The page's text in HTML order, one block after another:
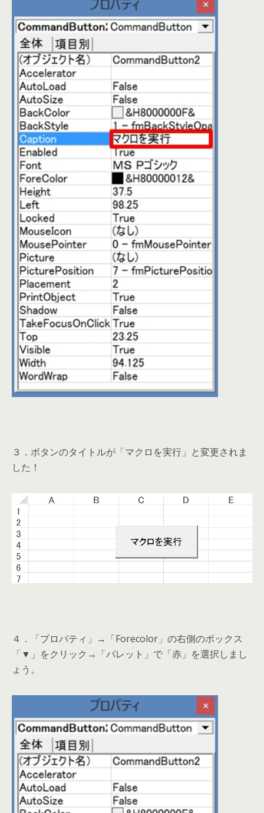
３．ボタンのタイトルが「マクロを実行」と変更されま
した！
４．「プロパティ」→「Forecolor」の右側のボックス
「▼」をクリック→「パレット」で「赤」を選択しまし
ょう。